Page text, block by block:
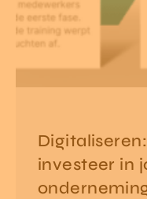
Digitaliseren:
investeer in